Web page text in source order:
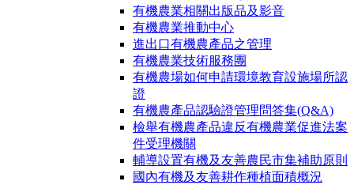
有機農業相關出版品及影音
有機農業推動中心
進出口有機農產品之管理
有機農業技術服務團
有機農場如何申請環境教育設施場所認
證
有機農產品認驗證管理問答集(Q&A)
檢舉有機農產品違反有機農業促進法案
件受理機關
輔導設置有機及友善農民市集補助原則
國內有機及友善耕作種植面積概況